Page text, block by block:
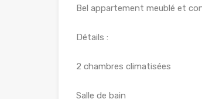
Bel appartement meublé et
Détails :
2 chambres climatisées
Salle de bain